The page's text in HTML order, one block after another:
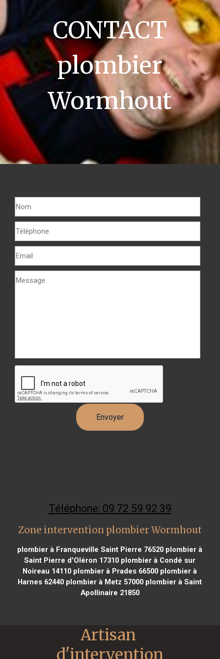
CONTACT
plombier
Wormhout
Téléphone: 09 72 59 92 39
Zone intervention plombier Wormhout
plombier à Franqueville Saint Pierre 76520 plombier à
Saint Pierre d'Oléron 17310 plombier à Condé sur
Noireau 14110 plombier à Prades 66500 plombier à
Harnes 62440 plombier à Metz 57000 plombier à Saint
Apollinaire 21850
Artisan
d'intervention